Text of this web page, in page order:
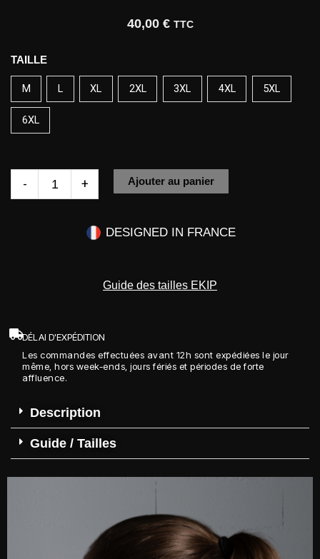
40,00 € TTC
TAILLE
M L XL 2XL 3XL 4XL 5XL
6XL
-
quantité
de
SUPPORTER
TEE
+ Ajouter au panier
DESIGNED IN FRANCE
Guide des tailles EKIP
DÉLAI D'EXPÉDITION
Les commandes effectuées avant 12h sont expédiées le jour
même, hors week-ends, jours fériés et périodes de forte
affluence.
Description
Guide / Tailles